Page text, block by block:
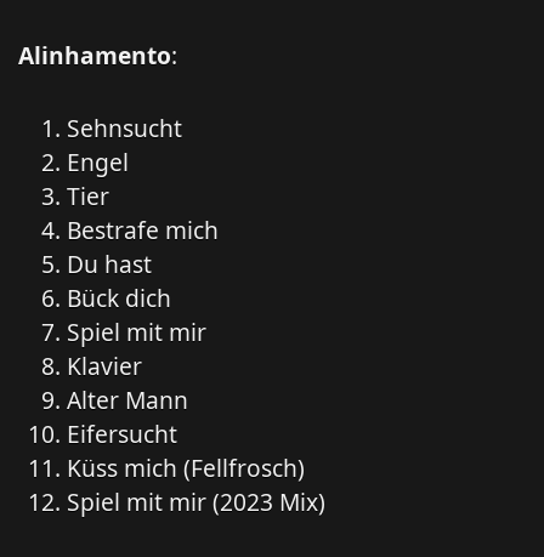
Alinhamento:
Sehnsucht
Engel
Tier
Bestrafe mich
Du hast
Bück dich
Spiel mit mir
Klavier
Alter Mann
Eifersucht
Küss mich (Fellfrosch)
Spiel mit mir (2023 Mix)